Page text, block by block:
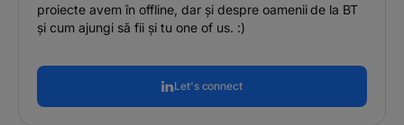
Educație financiară
BT Pay
proiecte avem în offline, dar șidespre oamenii de la BT
și cum ajungi să fii și tuone of us. :)
Let's connect